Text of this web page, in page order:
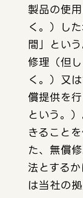
製品の使
く。）し
間」とい
修理（但
く。）又
償提供を
という。
きること
た、無償
法とする
は当社の拠